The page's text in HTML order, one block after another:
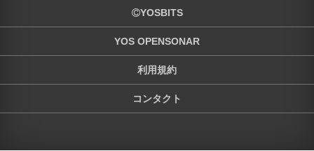
YOSBITS
YOS OPENSONAR
利用規約
コンタクト